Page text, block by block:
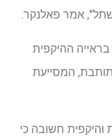
אמר פאלנקר.
ההיקפית
המסייעת
והיקפית חשובה כי